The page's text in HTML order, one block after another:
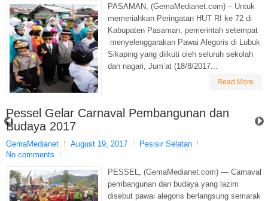
PASAMAN, (GemaMedianet.com) – Untuk
memeriahkan Peringatan HUT RI ke 72 di
Kabupaten Pasaman, pemerintah setempat
menyelenggarakan Pawai Alegoris di Lubuk
Sikaping yang diikuti oleh seluruh sekolah
dan nagari, Jum’at (18/8/2017...
Read More
Pessel Gelar Carnaval Pembangunan dan
Budaya 2017
GemaMedianet August 19, 2017
Pesisir Selatan
No comments
PESSEL, (GemaMedianet.com) — Carnaval
pembangunan dan budaya yang lazim
disebut pawai alegoris berlangsung semarak